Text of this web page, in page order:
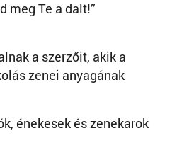
meg Te a dalt!”
a szerzőit, akik a
zenei anyagának
énekesek és zenekarok